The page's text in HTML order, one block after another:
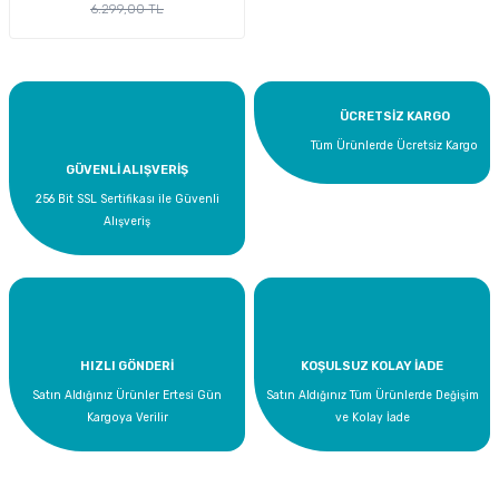
6.299,00 TL
GÜVENLİ ALIŞVERİŞ
256 Bit SSL Sertifikası ile Güvenli
Alışveriş
ÜCRETSİZ KARGO
Tüm Ürünlerde Ücretsiz Kargo
HIZLI GÖNDERİ
Satın Aldığınız Ürünler Ertesi Gün
Kargoya Verilir
KOŞULSUZ KOLAY İADE
Satın Aldığınız Tüm Ürünlerde Değişim
ve Kolay İade